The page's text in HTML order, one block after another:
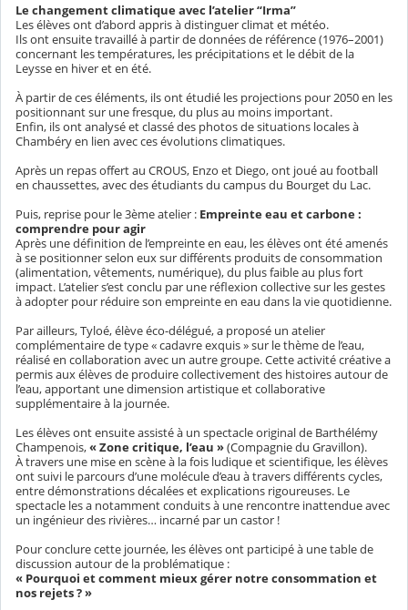
Le changement climatique avec l’atelier “Irma”
Les élèves ont d’abord appris à distinguer climat et météo.
Ils ont ensuite travaillé à partir de données de référence (1976–2001)
concernant les températures, les précipitations et le débit de la
Leysse en hiver et en été.
À partir de ces éléments, ils ont étudié les projections pour 2050 en les
positionnant sur une fresque, du plus au moins important.
Enfin, ils ont analysé et classé des photos de situations locales à
Chambéry en lien avec ces évolutions climatiques.
Après un repas offert au CROUS, Enzo et Diego, ont joué au football
en chaussettes, avec des étudiants du campus du Bourget du Lac.
Puis, reprise pour le 3ème atelier : Empreinte eau et carbone :
comprendre pour agir
Après une définition de l’empreinte en eau, les élèves ont été amenés
à se positionner selon eux sur différents produits de consommation
(alimentation, vêtements, numérique), du plus faible au plus fort
impact. L’atelier s’est conclu par une réflexion collective sur les gestes
à adopter pour réduire son empreinte en eau dans la vie quotidienne.
Par ailleurs, Tyloé, élève éco-délégué, a proposé un atelier
complémentaire de type « cadavre exquis » sur le thème de l’eau,
réalisé en collaboration avec un autre groupe. Cette activité créative a
permis aux élèves de produire collectivement des histoires autour de
l’eau, apportant une dimension artistique et collaborative
supplémentaire à la journée.
Les élèves ont ensuite assisté à un spectacle original de Barthélémy
Champenois,« Zone critique, l’eau »(Compagnie du Gravillon).
À travers une mise en scène à la fois ludique et scientifique, les élèves
ont suivi le parcours d’une molécule d’eau à travers différents cycles,
entre démonstrations décalées et explications rigoureuses. Le
spectacle les a notamment conduits à une rencontre inattendue avec
un ingénieur des rivières… incarné par un castor !
Pour conclure cette journée, les élèves ont participé à une table de
discussion autour de la problématique :
« Pourquoi et comment mieux gérer notre consommation et
nos rejets ? »